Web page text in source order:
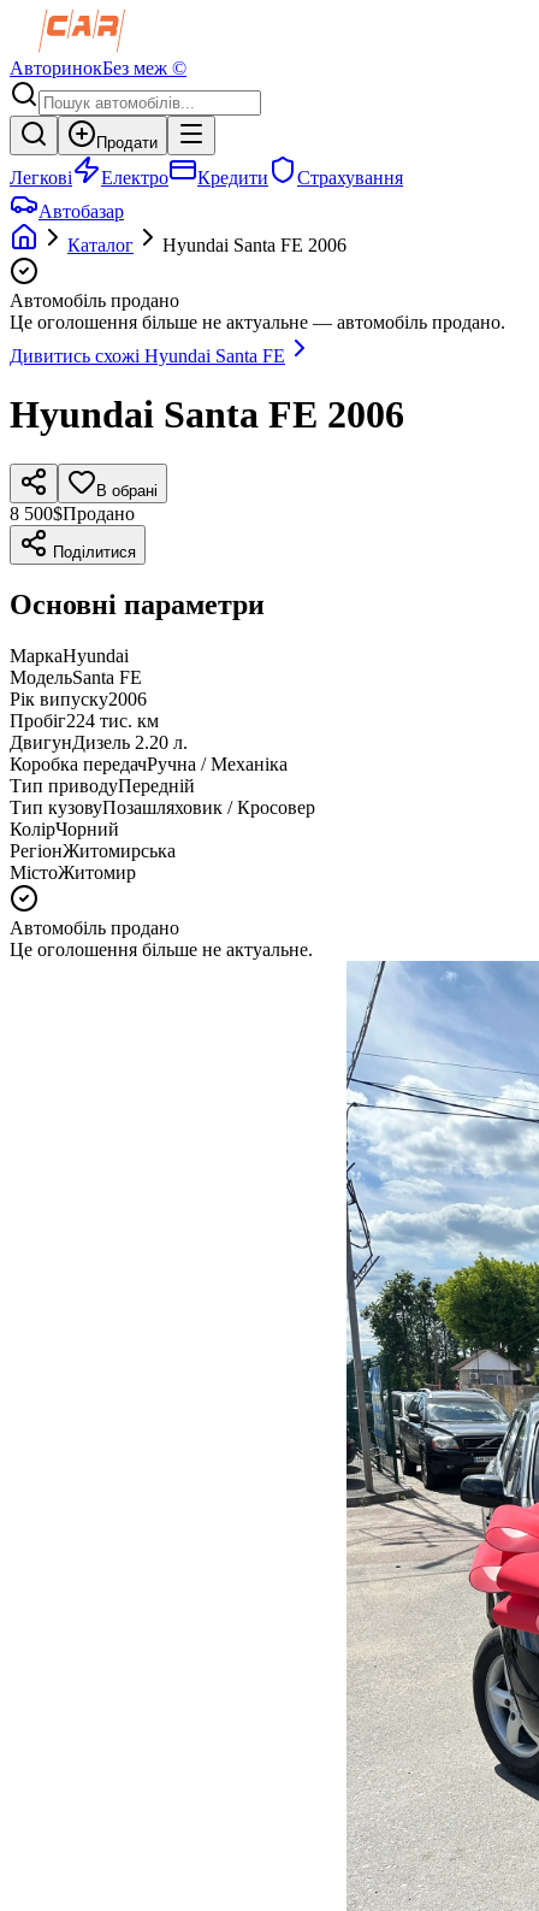
АвторинокБез меж ©
Продати
Легкові Електро Кредити
Страхування
Автобазар
Каталог
Hyundai Santa FE 2006
Автомобіль продано
Це оголошення більше не актуальне — автомобіль продано.
Дивитись схожі Hyundai Santa FE
Hyundai Santa FE 2006
В обрані
8 500$Продано
Поділитися
Основні параметри
МаркаHyundai
МодельSanta FE
Рік випуску2006
Пробіг224 тис. км
ДвигунДизель 2.20 л.
Коробка передачРучна / Механіка
Тип приводуПередній
Тип кузовуПозашляховик / Кросовер
КолірЧорний
РегіонЖитомирська
МістоЖитомир
Автомобіль продано
Це оголошення більше не актуальне.